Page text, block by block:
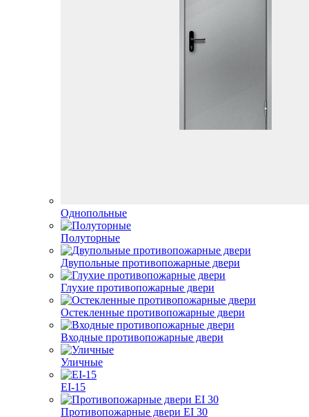
Однопольные
Полуторные
Двупольные противопожарные двери
Глухие противопожарные двери
Остекленные противопожарные двери
Входные противопожарные двери
Уличные
EI-15
Противопожарные двери EI 30